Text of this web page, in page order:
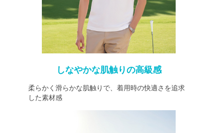
しなやかな肌触りの高級感
柔らかく滑らかな肌触りで、着用時の快適さを追求
した素材感